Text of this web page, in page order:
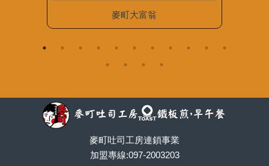
麥町大富翁
麥町吐司工房連鎖事業
加盟專線:097-2003203